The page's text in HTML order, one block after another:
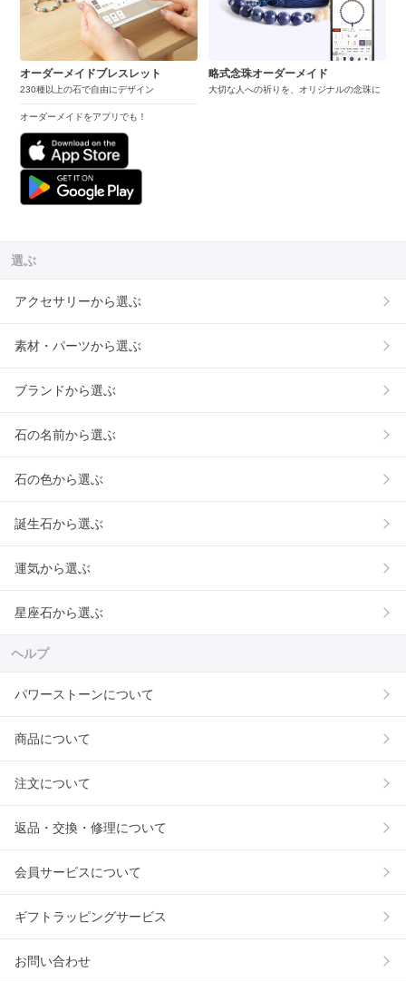
オーダーメイドブレスレット
230種以上の石で自由にデザイン
オーダーメイドをアプリでも！
略式念珠オーダーメイド
大切な人への祈りを、オリジナルの念珠に
選ぶ
アクセサリーから選ぶ
素材・パーツから選ぶ
ブランドから選ぶ
石の名前から選ぶ
石の色から選ぶ
誕生石から選ぶ
運気から選ぶ
星座石から選ぶ
ヘルプ
パワーストーンについて
商品について
注文について
返品・交換・修理について
会員サービスについて
ギフトラッピングサービス
お問い合わせ